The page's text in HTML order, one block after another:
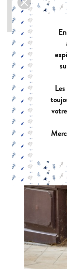
Type de tissu :